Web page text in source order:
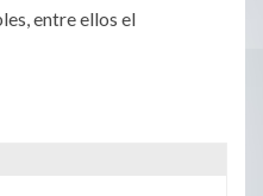
entre ellos el